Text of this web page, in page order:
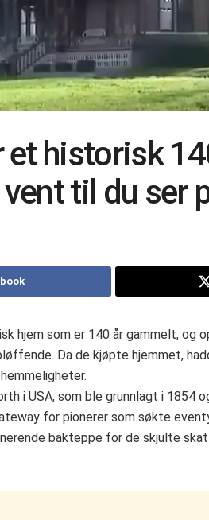
et historisk
til du ser
hjem som er 140 år gammelt, og
Da de kjøpte hjemmet,
i USA, som ble grunnlagt i 1854
for pionerer som søkte
bakteppe for de skjulte